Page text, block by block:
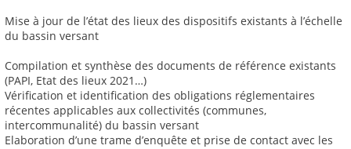
Mise à jour de l’état des lieux des dispositifs existants à l’échelle
du bassin versant
Compilation et synthèse des documents de référence existants
(PAPI, Etat des lieux 2021…)
Vérification et identification des obligations réglementaires
récentes applicables aux collectivités (communes,
intercommunalité) du bassin versant
Elaboration d’une trame d’enquête et prise de contact avec les